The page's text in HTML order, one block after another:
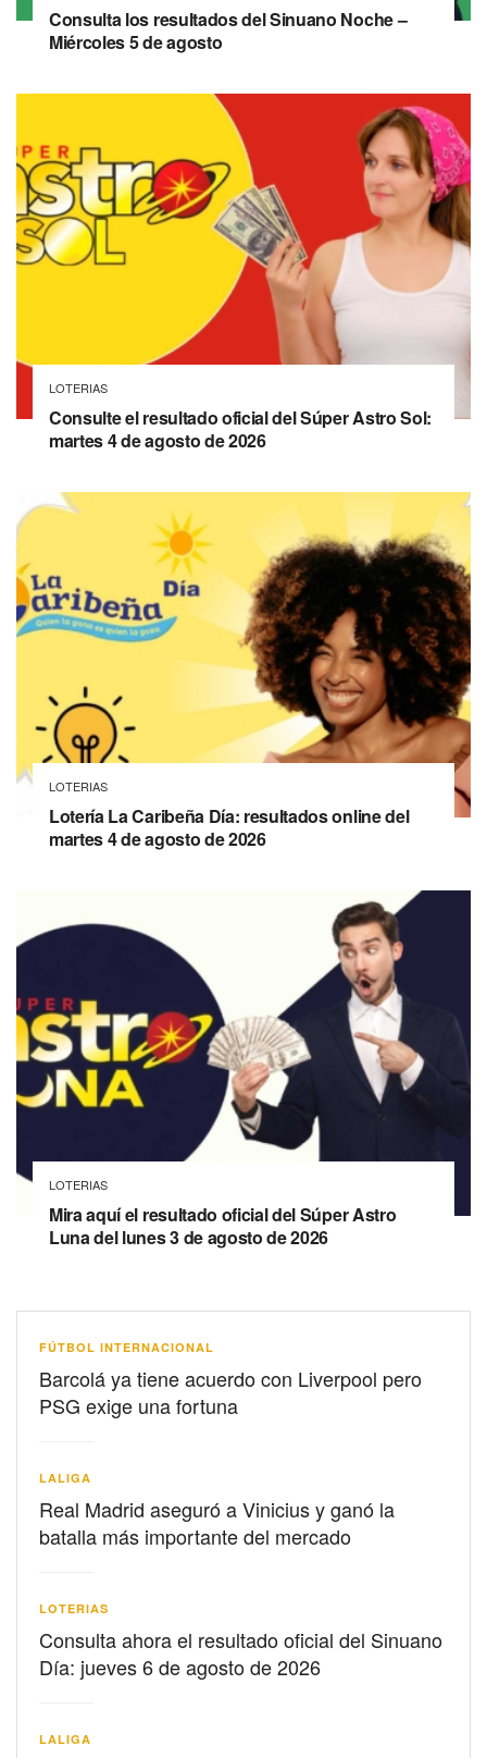
Consulta los resultados del Sinuano Noche –
Miércoles 5 de agosto
LOTERIAS
Consulte el resultado oficial del Súper Astro Sol:
martes 4 de agosto de 2026
LOTERIAS
Lotería La Caribeña Día: resultados online del
martes 4 de agosto de 2026
LOTERIAS
Mira aquí el resultado oficial del Súper Astro
Luna del lunes 3 de agosto de 2026
FÚTBOL INTERNACIONAL
Barcolá ya tiene acuerdo con Liverpool pero
PSG exige una fortuna
LALIGA
Real Madrid aseguró a Vinicius y ganó la
batalla más importante del mercado
LOTERIAS
Consulta ahora el resultado oficial del Sinuano
Día: jueves 6 de agosto de 2026
LALIGA